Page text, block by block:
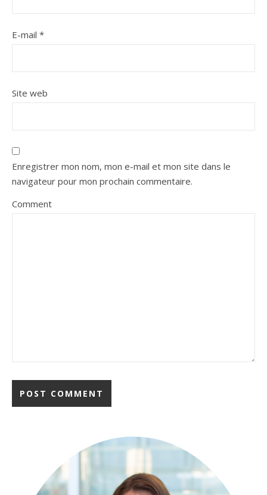
E-mail *
Site web
Enregistrer mon nom, mon e-mail et mon site dans le
navigateur pour mon prochain commentaire.
Comment